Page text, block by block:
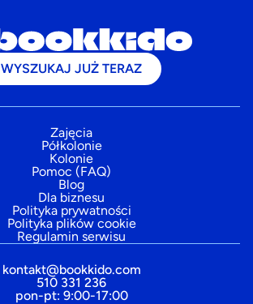
WYSZUKAJ JUŻ TERAZ
Zajęcia
Półkolonie
Kolonie
Pomoc (FAQ)
Blog
Dla biznesu
Polityka prywatności
Polityka plików cookie
Regulamin serwisu
kontakt@bookkido.com
510 331 236
pon-pt: 9:00-17:00